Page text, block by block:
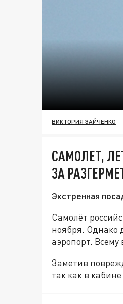
ВИКТОРИЯ ЗАЙЧЕНКО
САМОЛЕТ,
ЗА
Экстренная
Самолёт
ноября. Однако
аэропорт.
Заметив
так как в